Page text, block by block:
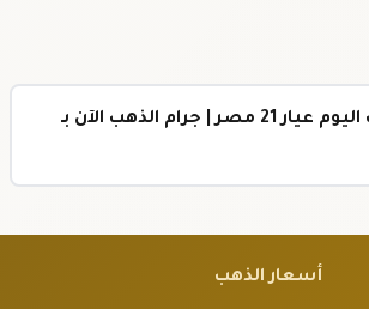
← سعر الذهب اليوم عيار 21 مصر | جرام الذهب الآن بـ
أسعار الذهب